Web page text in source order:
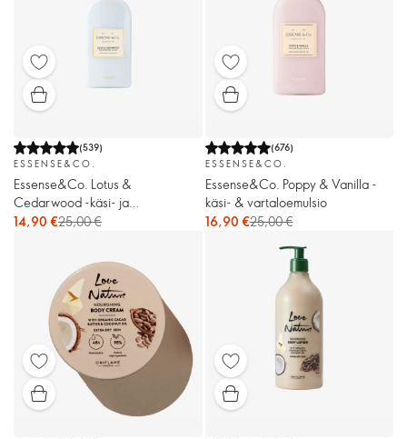
(539)
ESSENSE&CO.
Essense&Co. Lotus &
Cedarwood -käsi- ja
vartaloemulsio
14,90 €25,00 €
(676)
ESSENSE&CO.
Essense&Co. Poppy & Vanilla -
käsi- & vartaloemulsio
16,90 €25,00 €